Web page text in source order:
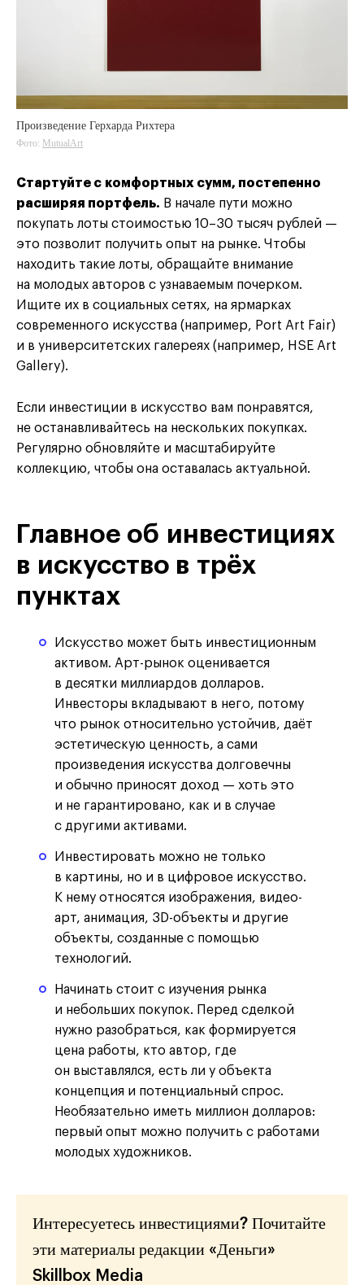
Произведение Герхарда Рихтера
Фото: MutualArt
Стартуйте с комфортных сумм, постепенно
расширяя портфель. В начале пути можно
покупать лоты стоимостью 10–30 тысяч рублей —
это позволит получить опыт на рынке. Чтобы
находить такие лоты, обращайте внимание
на молодых авторов с узнаваемым почерком.
Ищите их в социальных сетях, на ярмарках
современного искусства (например, Port Art Fair)
и в университетских галереях (например, HSE Art
Gallery).
Если инвестиции в искусство вам понравятся,
не останавливайтесь на нескольких покупках.
Регулярно обновляйте и масштабируйте
коллекцию, чтобы она оставалась актуальной.
Главное об инвестициях
в искусство в трёх
пунктах
Искусство может быть инвестиционным
активом. Арт-рынок оценивается
в десятки миллиардов долларов.
Инвесторы вкладывают в него, потому
что рынок относительно устойчив, даёт
эстетическую ценность, а сами
произведения искусства долговечны
и обычно приносят доход — хоть это
и не гарантировано, как и в случае
с другими активами.
Инвестировать можно не только
в картины, но и в цифровое искусство.
К нему относятся изображения, видео-
арт, анимация, 3D-объекты и другие
объекты, созданные с помощью
технологий.
Начинать стоит с изучения рынка
и небольших покупок. Перед сделкой
нужно разобраться, как формируется
цена работы, кто автор, где
он выставлялся, есть ли у объекта
концепция и потенциальный спрос.
Необязательно иметь миллион долларов:
первый опыт можно получить с работами
молодых художников.
Интересуетесь инвестициями? Почитайте
эти материалы редакции «Деньги»
Skillbox Media